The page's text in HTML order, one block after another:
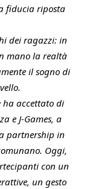
fiducia riposta
dei ragazzi: in
mano la realtà
il sogno di
ha accettato di
e J-Games, a
partnership in
Oggi,
con un
un gesto